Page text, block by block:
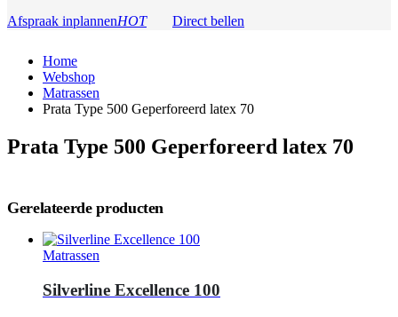
Afspraak inplannenHOT Direct bellen
Home
Webshop
Matrassen
Prata Type 500 Geperforeerd latex 70
Prata Type 500 Geperforeerd latex 70
Gerelateerde producten
Matrassen
Silverline Excellence 100